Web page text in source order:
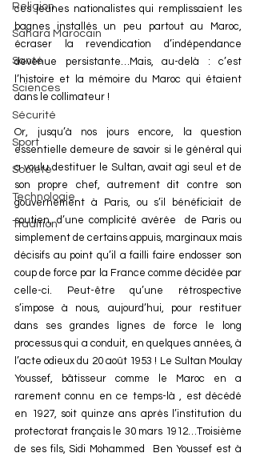
Religion
Sahara Marocain
Santé
Sciences
Sécurité
Sport
Société
Technologie
Tradition
ces jeunes nationalistes qui remplissaient les
bagnes installés un peu partout au Maroc,
écraser la revendication d’indépendance
devenue persistante…Mais, au-delà : c’est
l’histoire et la mémoire du Maroc qui étaient
dans le collimateur !
Or, jusqu’à nos jours encore, la question
essentielle demeure de savoir si le général qui
a voulu destituer le Sultan, avait agi seul et de
son propre chef, autrement dit contre son
gouvernement à Paris, ou s’il bénéficiait de
soutien, d’une complicité avérée  de Paris ou
simplement de certains appuis, marginaux mais
décisifs au point qu’il a failli faire endosser son
coup de force par la France comme décidée par
celle-ci. Peut-être qu’une rétrospective
s’impose à nous, aujourd’hui, pour restituer
dans ses grandes lignes de force le long
processus qui a conduit, en quelques années, à
l’acte odieux du 20 août 1953 ! Le Sultan Moulay
Youssef, bâtisseur comme le Maroc en a
rarement connu en ce temps-là , est décédé
en 1927, soit quinze ans après l’institution du
protectorat français le 30 mars 1912…Troisième
de ses fils, Sidi Mohammed  Ben Youssef est à